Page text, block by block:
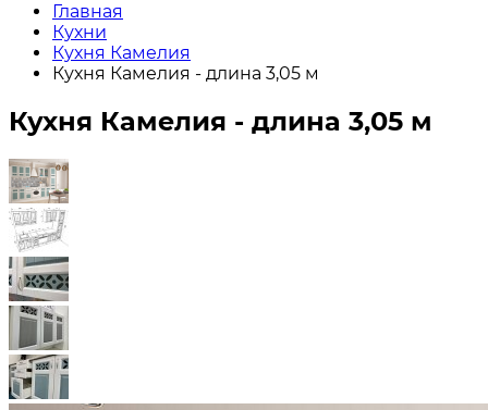
Главная
Кухни
Кухня Камелия
Кухня Камелия - длина 3,05 м
Кухня Камелия - длина 3,05 м